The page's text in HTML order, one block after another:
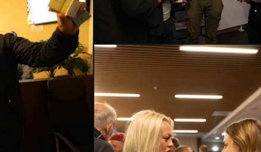
HMLH24-
2599
–
Kopi